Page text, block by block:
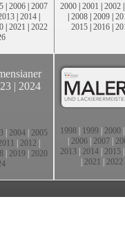
| 2006 | 2007
| 2014 |
| 2021 | 2022
2000 | 2001 | 2002 |
| 2008 | 2009 |
2015 | 2016 |
| 2024
2004 2005
2012
2019 2020
1998 1999 2000
2006 2007
2013 2014 2015
2021 2022